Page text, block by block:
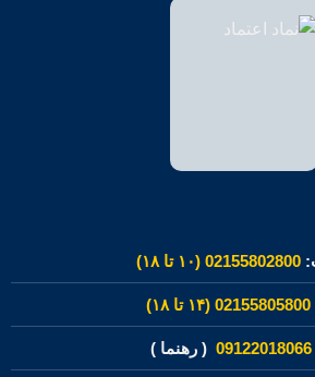
02155802800 (۱۰ تا ۱۸)
02155805800 (۱۴ تا ۱۸)
09122018066 ( رهنما )